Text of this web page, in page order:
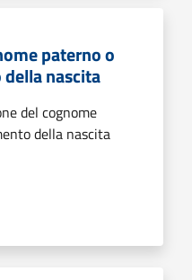
paterno o
nascita
del cognome
della nascita